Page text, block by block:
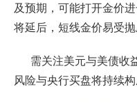
及预期，可能打开金价
将延后，短线金价易受抛
需关注美元与美债收
风险与央行买盘将持续构